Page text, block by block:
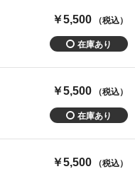
￥5,500 （税込）
￥5,500 （税込）
￥5,500 （税込）